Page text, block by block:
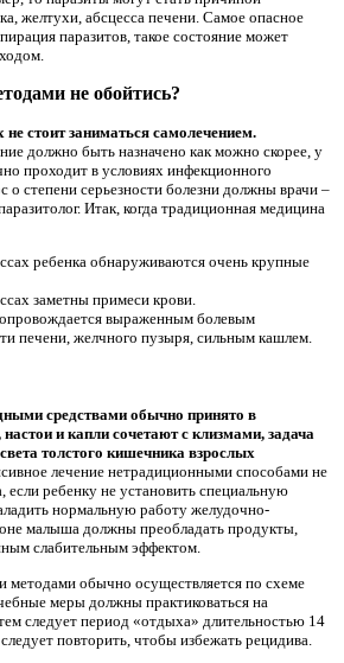
желтухи, абсцесса печени. Самое опасное
паразитов, такое состояние может
не обойтись?
стоит заниматься самолечением.
должно быть назначено как можно скорее, у
проходит в условиях инфекционного
о степени серьезности болезни должны врачи –
Итак, когда традиционная медицина
ребенка обнаруживаются очень крупные
заметны примеси крови.
выраженным болевым
печени, желчного пузыря, сильным кашлем.
средствами обычно принято в
и капли сочетают с клизмами, задача
толстого кишечника взрослых
лечение нетрадиционными способами не
если ребенку не установить специальную
нормальную работу желудочно-
малыша должны преобладать продукты,
слабительным эффектом.
методами обычно осуществляется по схеме
меры должны практиковаться на
следует период «отдыха» длительностью 14
повторить, чтобы избежать рецидива.